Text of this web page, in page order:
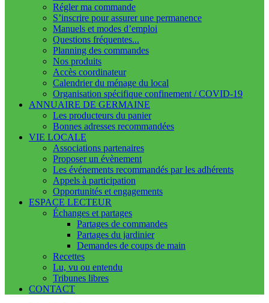
Régler ma commande
S’inscrire pour assurer une permanence
Manuels et modes d’emploi
Questions fréquentes...
Planning des commandes
Nos produits
Accès coordinateur
Calendrier du ménage du local
Organisation spécifique confinement / COVID-19
ANNUAIRE DE GERMAINE
Les producteurs du panier
Bonnes adresses recommandées
VIE LOCALE
Associations partenaires
Proposer un évènement
Les événements recommandés par les adhérents
Appels à participation
Opportunités et engagements
ESPACE LECTEUR
Échanges et partages
Partages de commandes
Partages du jardinier
Demandes de coups de main
Recettes
Lu, vu ou entendu
Tribunes libres
CONTACT